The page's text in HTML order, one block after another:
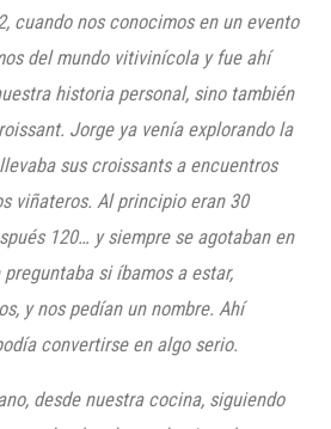
cuando nos conocimos en un evento
del mundo vitivinícola y fue ahí
historia personal, sino también
Jorge ya venía explorando la
sus croissants a encuentros
viñateros. Al principio eran 30
120… y siempre se agotaban en
si íbamos a estar,
y nos pedían un nombre. Ahí
convertirse en algo serio.
desde nuestra cocina, siguiendo